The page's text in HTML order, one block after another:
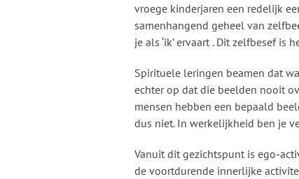
vroege kinderjaren een redelijk
samenhangend geheel van
je als ‘ik’ ervaart . Dit zelfbesef
Spirituele leringen beamen dat
echter op dat die beelden nooit
mensen hebben een bepaald
dus niet. In werkelijkheid ben je
Vanuit dit gezichtspunt is ego-
de voortdurende innerlijke